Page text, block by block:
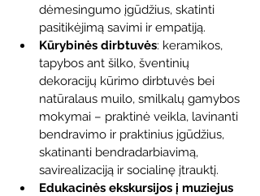
dėmesingumo įgūdžius, skatinti
pasitikėjimą savimi ir empatiją.
Kūrybinės dirbtuvės: keramikos,
tapybos ant šilko, šventinių
dekoracijų kūrimo dirbtuvės bei
natūralaus muilo, smilkalų gamybos
mokymai – praktinė veikla, lavinanti
bendravimo ir praktinius įgūdžius,
skatinanti bendradarbiavimą,
savirealizaciją ir socialinę įtrauktį.
Edukacinės ekskursijos į muziejus